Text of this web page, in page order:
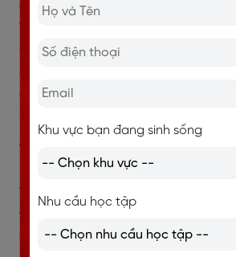
đông
Ví dụ: The
of the
consisted of bare branches,
against the snowy backdrop. (Tán
cây rụng lá bao gồm những cành
11. Winter wildlife
[ˈwɪntər
hoang dã mùa đông
Ví dụ: In winter, you can spot
wildlife
such as deer, foxes, and
cold climate. (Vào mùa đông,
Khu vực bạn đang sinh sống
Nhu cầu học tập